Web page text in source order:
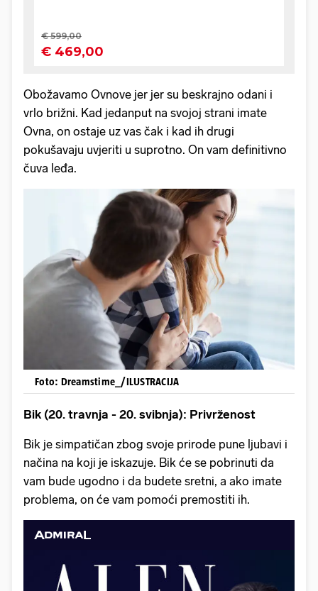
Obožavamo Ovnove jer jer su beskrajno odani i
vrlo brižni. Kad jedanput na svojoj strani imate
Ovna, on ostaje uz vas čak i kad ih drugi
pokušavaju uvjeriti u suprotno. On vam definitivno
čuva leđa.
Foto: Dreamstime_/ILUSTRACIJA
Bik (20. travnja - 20. svibnja): Privrženost
Bik je simpatičan zbog svoje prirode pune ljubavi i
načina na koji je iskazuje. Bik će se pobrinuti da
vam bude ugodno i da budete sretni, a ako imate
problema, on će vam pomoći premostiti ih.